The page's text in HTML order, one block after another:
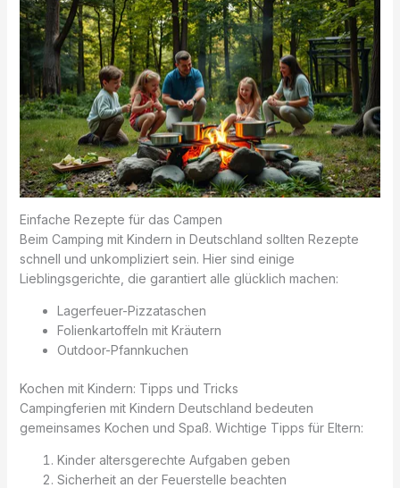
Einfache Rezepte für das Campen
Beim Camping mit Kindern in Deutschland sollten Rezepte
schnell und unkompliziert sein. Hier sind einige
Lieblingsgerichte, die garantiert alle glücklich machen:
Lagerfeuer-Pizzataschen
Folienkartoffeln mit Kräutern
Outdoor-Pfannkuchen
Kochen mit Kindern: Tipps und Tricks
Campingferien mit Kindern Deutschland bedeuten
gemeinsames Kochen und Spaß. Wichtige Tipps für Eltern:
Kinder altersgerechte Aufgaben geben
Sicherheit an der Feuerstelle beachten